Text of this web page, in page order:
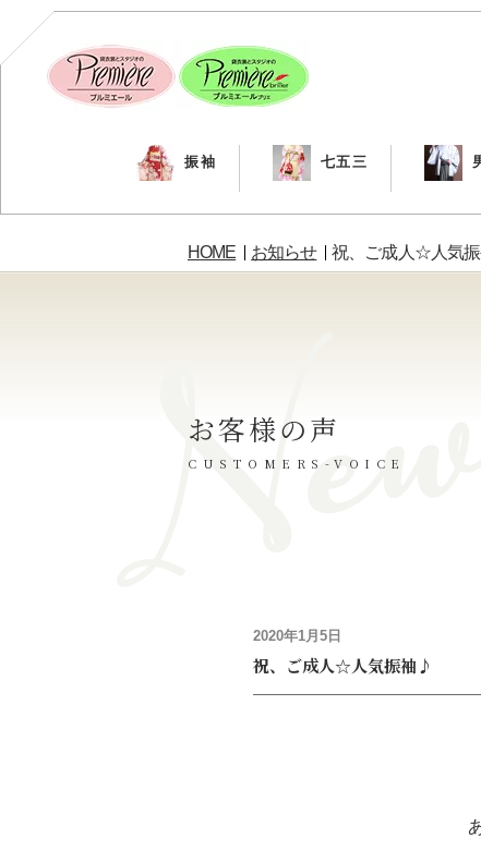
振袖 七五三
HOME お知らせ 祝、ご成人☆人気振
お客様の声
CUSTOMERS-VOICE
2020年1月5日
祝、ご成人☆人気振袖♪